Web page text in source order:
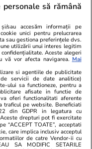
06 aug.
să rămână
sau accesăm informații pe
unici pentru prelucrarea
sau gestiona preferințele dvs.
utilizării unui interes legitim
Aceste alegeri
vă vor afecta navigarea. Mai
si agentiile de publicitate
servicii de date analitice)
ului sa functioneze, pentru a
afisate in functie de
oferi functionalitati aferente
traficul pe website. Beneficiati
din GDPR in legatura cu
drepturi pot fi exercitate
“ACCEPT TOATE”, acceptati
care implica inclusiv acceptul
de catre Vendor-ii cu
SA MODIFIC SETARILE